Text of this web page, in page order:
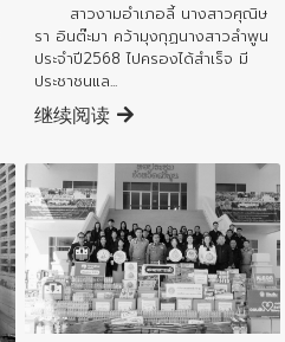
สาวงามอำเภอลี้ นางสาวศุณิษ
รา อินต๊ะมา คว้ามุงกุฏนางสาวลำพูน
ประจำปี2568 ไปครองได้สำเร็จ มี
ประชาชนแล...
继续阅读
ข่าวประชาสัมพันธ์